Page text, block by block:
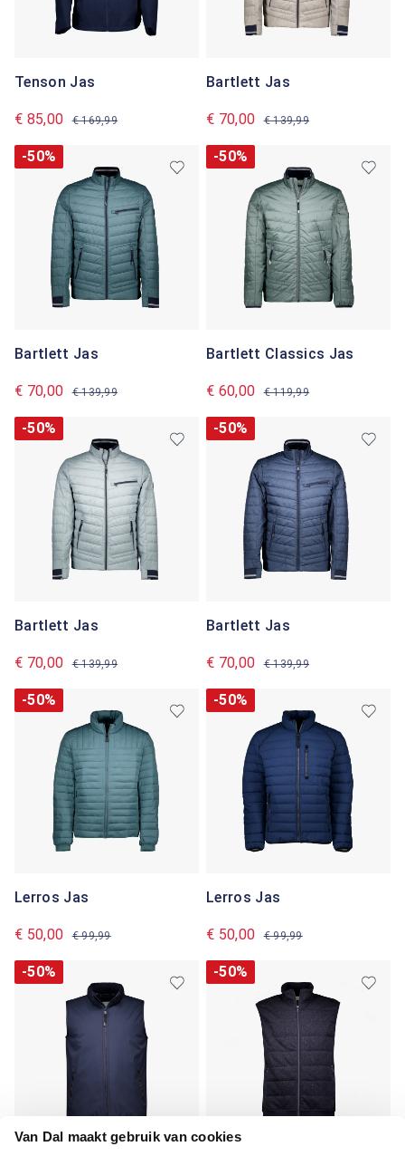
Van Dal maakt gebruik van cookies
Tenson Jas
€ 85,00 € 169,99
Bartlett Jas
€ 70,00 € 139,99
-50%
Bartlett Jas
€ 70,00 € 139,99
-50%
Bartlett Classics Jas
€ 60,00 € 119,99
-50%
Bartlett Jas
€ 70,00 € 139,99
-50%
Bartlett Jas
€ 70,00 € 139,99
-50%
Lerros Jas
€ 50,00 € 99,99
-50%
Lerros Jas
€ 50,00 € 99,99
-50% -50%